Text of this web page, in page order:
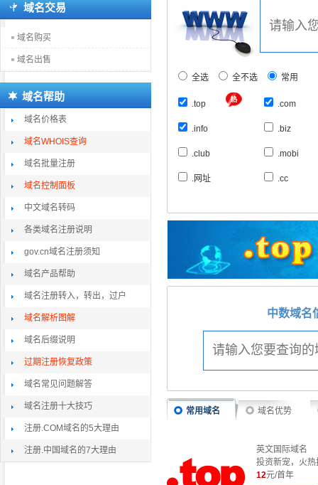
域名交易
域名购买
域名出售
域名帮助
域名价格表
域名WHOIS查询
域名批量注册
域名控制面板
中文域名转码
各类域名注册说明
gov.cn域名注册须知
域名产品帮助
域名注册转入，转出，过户
域名解析图解
域名后缀说明
过期注册恢复政策
域名常见问题解答
域名注册十大技巧
注册.COM域名的5大理由
注册.中国域名的7大理由
全选 全不选 常用
.top .com
.info .biz
.club .mobi
.网址 .cc
中数域名
常用域名 域名优势
英文国际域名
投资新宠，火热
12元/首年